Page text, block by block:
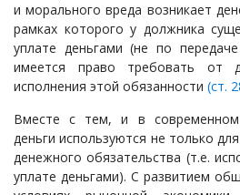
и морального вреда возникает
рамках которого у должника
уплате деньгами (не по
имеется право требовать от
исполнения этой обязанности (ст.
Вместе с тем, и в современном
деньги используются не только
денежного обязательства (т.е.
уплате деньгами). С развитием